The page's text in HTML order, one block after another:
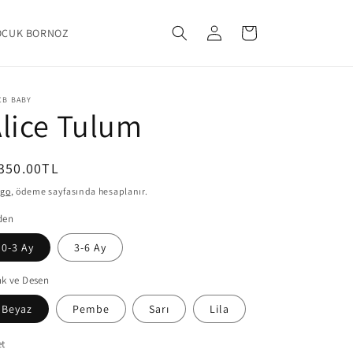
BORNOZ
Oturum
Sepet
BABY
Tulum
, ödeme sayfasında hesaplanır.
0-3 Ay 3-6 Ay
ve Desen
Beyaz Pembe Sarı Lila